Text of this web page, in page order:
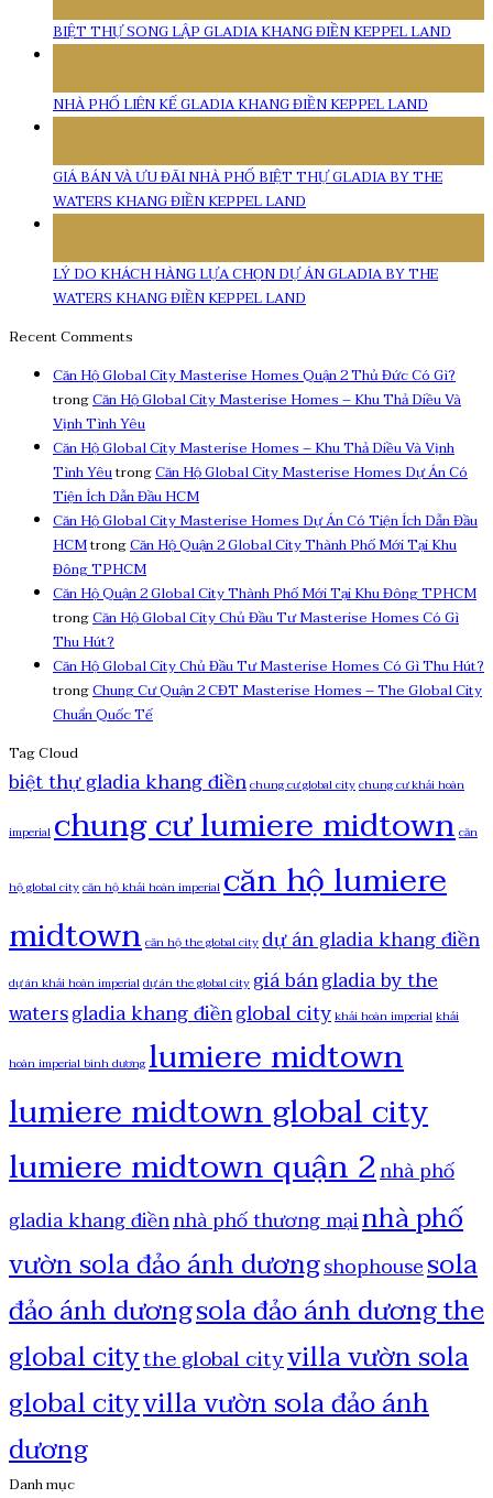
BIỆT THỰ SONG LẬP GLADIA KHANG ĐIỀN KEPPEL LAND
NHÀ PHỐ LIÊN KẾ GLADIA KHANG ĐIỀN KEPPEL LAND
GIÁ BÁN VÀ ƯU ĐÃI NHÀ PHỐ BIỆT THỰ GLADIA BY THE
WATERS KHANG ĐIỀN KEPPEL LAND
LÝ DO KHÁCH HÀNG LỰA CHỌN DỰ ÁN GLADIA BY THE
WATERS KHANG ĐIỀN KEPPEL LAND
Recent Comments
Căn Hộ Global City Masterise Homes Quận 2 Thủ Đức Có Gì?
trongCăn Hộ Global City Masterise Homes – Khu Thả Diều Và
Vịnh Tình Yêu
Căn Hộ Global City Masterise Homes – Khu Thả Diều Và Vịnh
Tình YêutrongCăn Hộ Global City Masterise Homes Dự Án Có
Tiện Ích Dẫn Đầu HCM
Căn Hộ Global City Masterise Homes Dự Án Có Tiện Ích Dẫn Đầu
HCMtrongCăn Hộ Quận 2 Global City Thành Phố Mới Tại Khu
Đông TPHCM
Căn Hộ Quận 2 Global City Thành Phố Mới Tại Khu Đông TPHCM
trongCăn Hộ Global City Chủ Đầu Tư Masterise Homes Có Gì
Thu Hút?
Căn Hộ Global City Chủ Đầu Tư Masterise Homes Có Gì Thu Hút?
trongChung Cư Quận 2 CĐT Masterise Homes – The Global City
Chuẩn Quốc Tế
Tag Cloud
biệt thự gladia khang điềnchung cư global citychung cư khải hoàn
imperialchung cư lumiere midtowncăn
hộ global citycăn hộ khải hoàn imperialcăn hộ lumiere
midtowncăn hộ the global citydự án gladia khang điền
dự án khải hoàn imperialdự án the global city giá bángladia by the
watersgladia khang điềnglobal citykhải hoàn imperialkhải
hoàn imperial bình dươnglumiere midtown
lumiere midtown global city
lumiere midtown quận 2nhà phố
gladia khang điềnnhà phố thương mạinhà phố
vườn sola đảo ánh dươngshophousesola
đảo ánh dươngsola đảo ánh dương the
global citythe global cityvilla vườn sola
global cityvilla vườn sola đảo ánh
dương
Danh mục